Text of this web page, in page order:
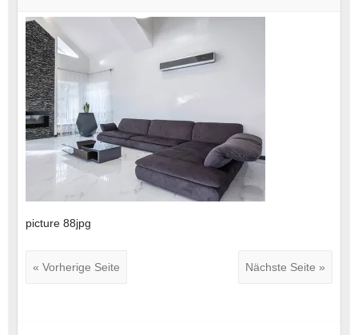
picture 88jpg
« Vorherige Seite Nächste Seite »